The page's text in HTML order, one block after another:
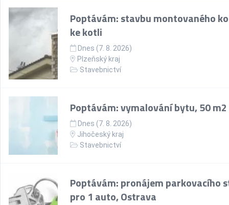
Poptávám: stavbu montovaného
ke kotli
Dnes (7. 8. 2026)
Plzeňský kraj
Stavebnictví
Poptávám: vymalování bytu, 50 m2
Dnes (7. 8. 2026)
Jihočeský kraj
Stavebnictví
Poptávám: pronájem parkovacího
pro 1 auto, Ostrava